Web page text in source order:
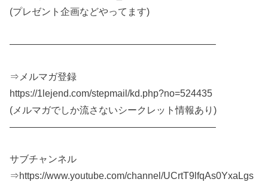
(プレゼント企画などやってます)
—————————————————————–
⇒メルマガ登録
https://1lejend.com/stepmail/kd.php?no=524435
(メルマガでしか流さないシークレット情報あり)
—————————————————————–
サブチャンネル
⇒https://www.youtube.com/channel/UCrtT9lfqAs0YxaLgs